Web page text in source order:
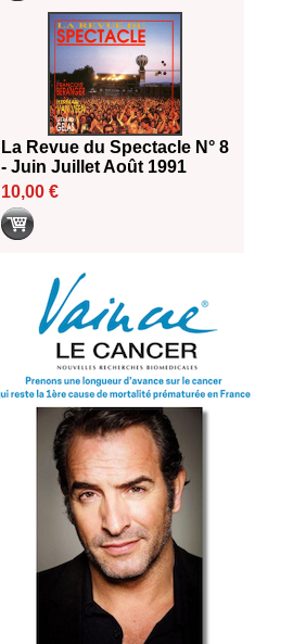
La Revue du Spectacle N° 8
- Juin Juillet Août 1991
10,00 €